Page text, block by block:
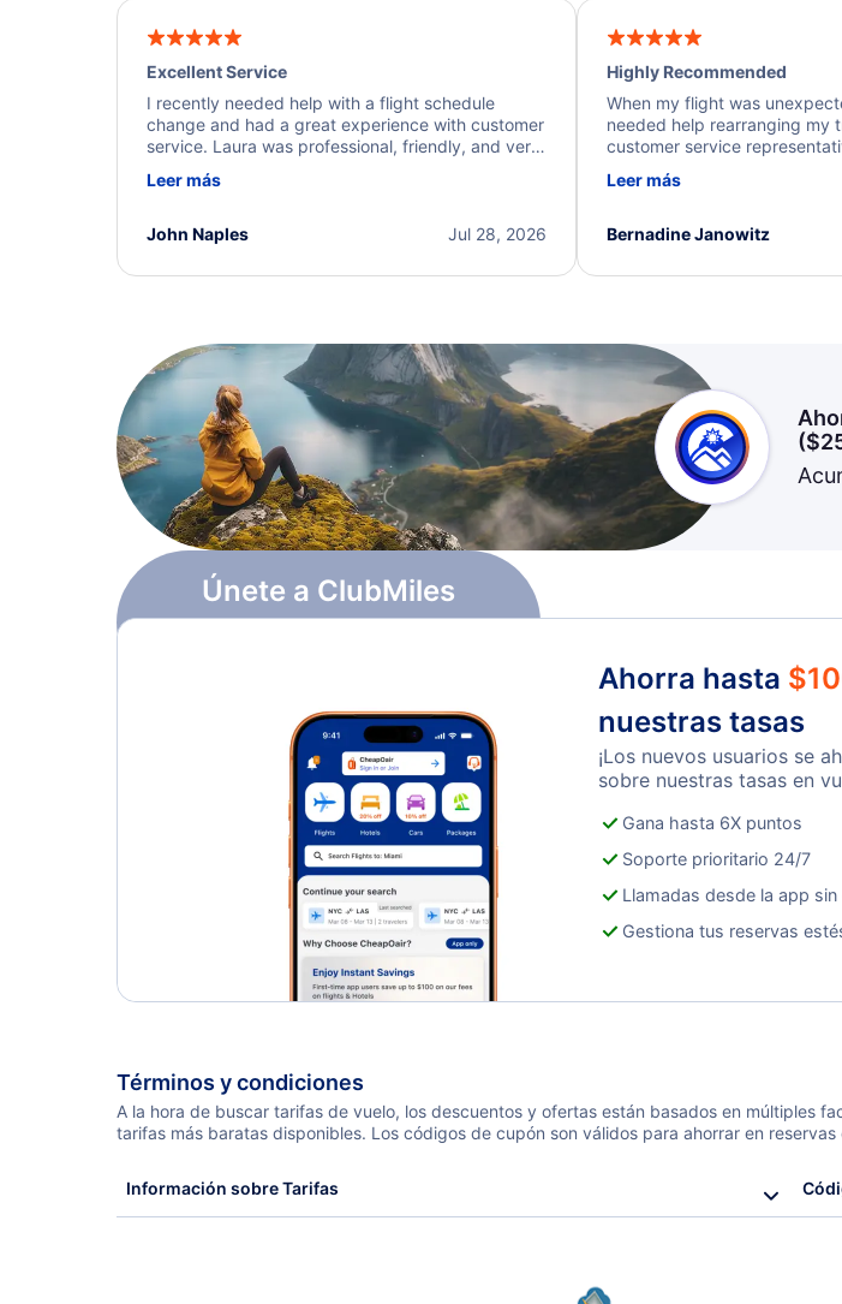
Excellent Service
I recently needed help with a flight schedule
change and had a great experience with customer
service. Laura was professional, friendly, and very
a solution and kept me informed of the next steps.
Leer más
Jul 28, 2026
John Naples
Highly Recommended
When my flight was
needed help rearranging my
customer service
process. They quickly found
I truly appreciate the
Leer más
Bernadine Janowitz
Únete a ClubMiles
(
Ahorra hasta $
nuestras tasas
¡Los nuevos usuarios se
sobre nuestras tasas en
Gana hasta 6X puntos
Soporte prioritario 24/7
Llamadas desde la app
Gestiona tus reservas
Términos y condiciones
A la hora de buscar tarifas de vuelo, los descuentos y ofertas están basados en múltiples
tarifas más baratas disponibles. Los códigos de cupón son válidos para ahorrar en
Información sobre Tarifas